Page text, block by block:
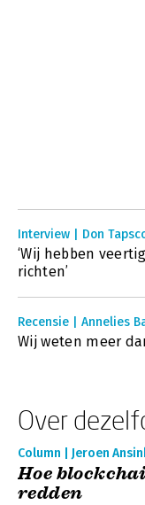
Interview | Don
‘Wij hebben
richten’
Recensie | Annelies
Wij weten meer
Over
Column | Jeroen
Hoe
redden